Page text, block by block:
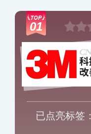
01
已点亮标签：